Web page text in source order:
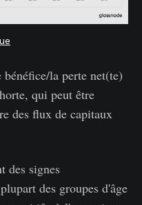
la perte net(te)
qui peut être
des flux de capitaux
des signes
des groupes d'âge